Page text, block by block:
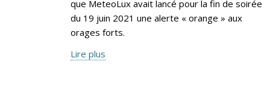
que MeteoLux avait lancé pour la fin de soirée
du 19 juin 2021 une alerte « orange » aux
orages forts.
Lire plus